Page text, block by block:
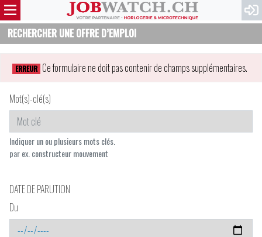
RECHERCHER UNE OFFRE D’EMPLOI
ERREUR Ce formulaire ne doit pas contenir de champs supplémentaires.
Mot(s)-clé(s)
Indiquer un ou plusieurs mots clés.
par ex. constructeur mouvement
DATE DE PARUTION
Du